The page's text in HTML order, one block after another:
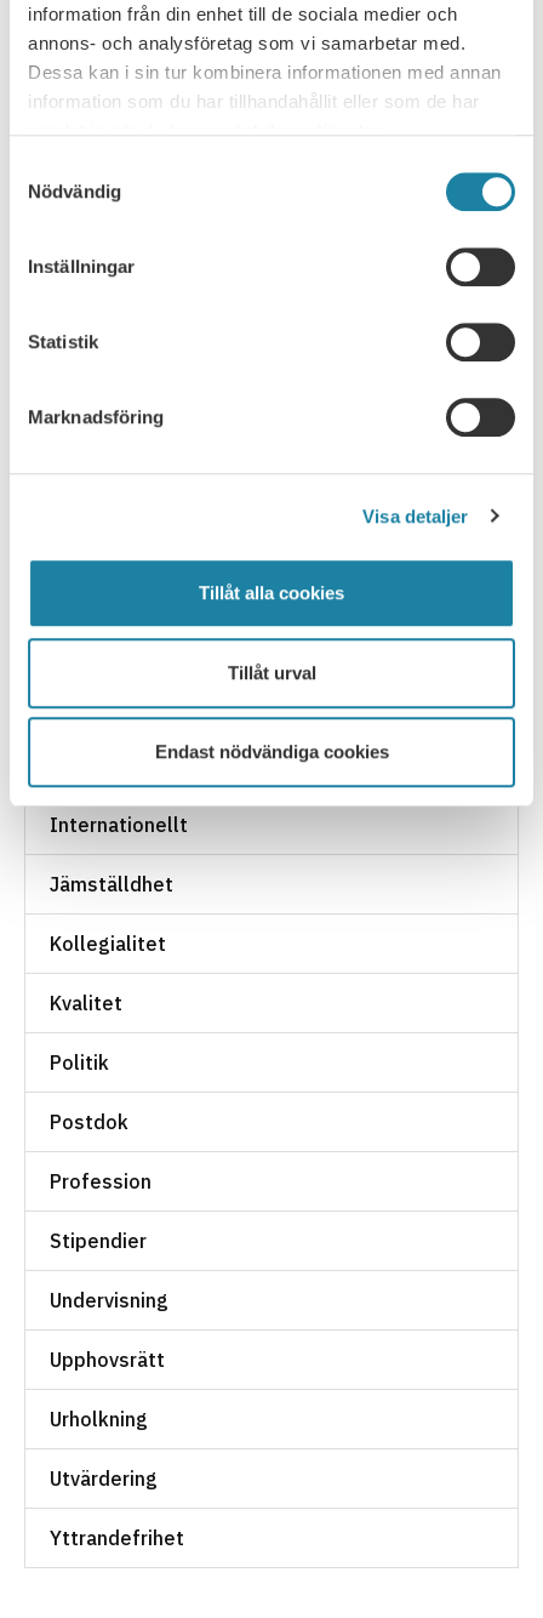
information från din enhet till de sociala medier och
annons- och analysföretag som vi samarbetar med.
Dessa kan i sin tur kombinera informationen med annan
information som du har tillhandahållit eller som de har
Nödvändig
Inställningar
Statistik
Marknadsföring
Visa detaljer
Tillåt alla cookies
Tillåt urval
Endast nödvändiga cookies
Facket om nya lagen: Kan få allvarliga
påföljder
SULF:s förhandlingschef Robert Andersson intervjuas i
SULF i medierna
FÖREGÅENDE
SULF TYCKER
Akademisk frihet
Basanslag
Finansiering
Internationellt
Jämställdhet
Kollegialitet
Kvalitet
Politik
Postdok
Profession
Stipendier
Undervisning
Upphovsrätt
Urholkning
Utvärdering
Yttrandefrihet